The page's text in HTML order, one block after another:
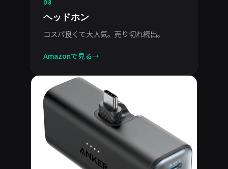
08
ヘッドホン
コスパ良くて大人気。売り切れ続出。
Amazonで見る